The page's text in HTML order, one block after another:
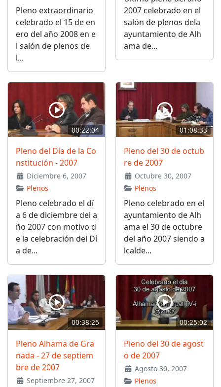
Pleno extraordinario
celebrado el 15 de en
ero del año 2008 en e
l salón de plenos de
l...
2007 celebrado en el
salón de plenos dela
ayuntamiento de Alh
ama de...
00:22:04
Pleno del Día de la Co
nstitución - 2007
Diciembre 6, 2007
Plenos
Pleno celebrado el dí
a 6 de diciembre del a
ño 2007 con motivo d
e la celebración del Dí
a de...
01:08:33
Pleno del 30 de octub
re de 2007
Octubre 30, 2007
Plenos
Pleno celebrado en el
ayuntamiento de Alh
ama el 30 de octubre
del año 2007 siendo a
lcalde...
00:38:25
Pleno Alhama de Gra
nada - 27 de septiem
bre de 2007
Septiembre 27, 2007
00:25:02
Pleno del 30 de agost
o de 2007
Agosto 30, 2007
Plenos